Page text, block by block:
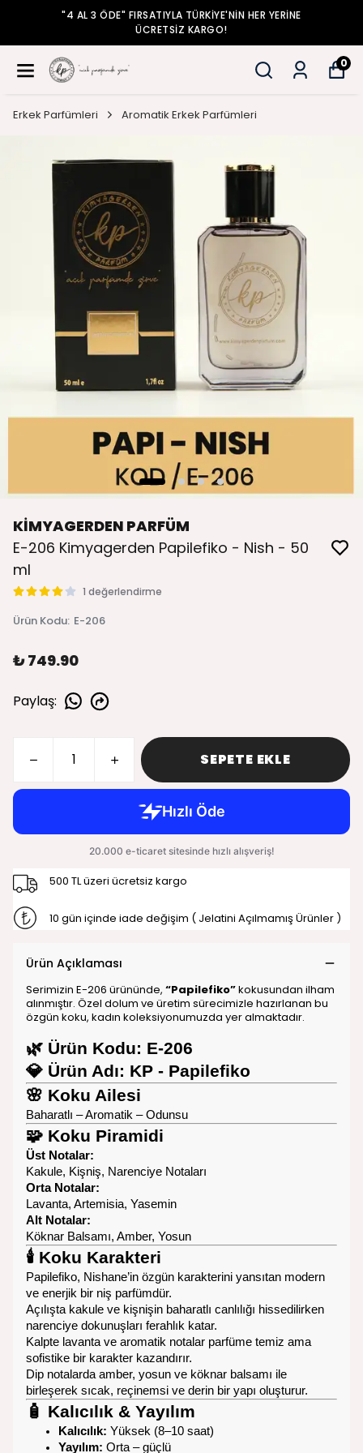
3 ÖDE" FIRSATIYLA TÜRKİYE'NİN HER YERİNE
ÜCRETSİZ KARGO!
0
Erkek Parfümleri Aromatik Erkek Parfümleri
KİMYAGERDEN PARFÜM
E-206 Kimyagerden Papilefiko - Nish - 50
ml
1 değerlendirme
Ürün Kodu: E-206
₺ 749.90
Paylaş:
SEPETE EKLE
500 TL üzeri ücretsiz kargo
10 gün içinde iade değişim ( Jelatini Açılmamış Ürünler )
Ürün Açıklaması
Serimizin E-206 ürününde, “Papilefiko”kokusundan ilham
alınmıştır. Özel dolum ve üretim sürecimizle hazırlanan bu
özgün koku, kadın koleksiyonumuzda yer almaktadır.
🌿 Ürün Kodu: E-206
💎 Ürün Adı: KP - Papilefiko
🌸 Koku Ailesi
Baharatlı – Aromatik – Odunsu
🧩 Koku Piramidi
Üst Notalar:
Kakule, Kişniş, Narenciye Notaları
Orta Notalar:
Lavanta, Artemisia, Yasemin
Alt Notalar:
Köknar Balsamı, Amber, Yosun
🕯️ Koku Karakteri
Papilefiko, Nishane’in özgün karakterini yansıtan modern
ve enerjik bir niş parfümdür.
Açılışta kakule ve kişnişin baharatlı canlılığı hissedilirken
narenciye dokunuşları ferahlık katar.
Kalpte lavanta ve aromatik notalar parfüme temiz ama
sofistike bir karakter kazandırır.
Dip notalarda amber, yosun ve köknar balsamı ile
birleşerek sıcak, reçinemsi ve derin bir yapı oluşturur.
🧴 Kalıcılık & Yayılım
Kalıcılık: Yüksek (8–10 saat)
Yayılım: Orta – güçlü